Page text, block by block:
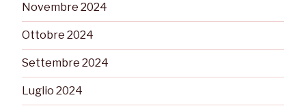
Novembre 2024
Ottobre 2024
Settembre 2024
Luglio 2024